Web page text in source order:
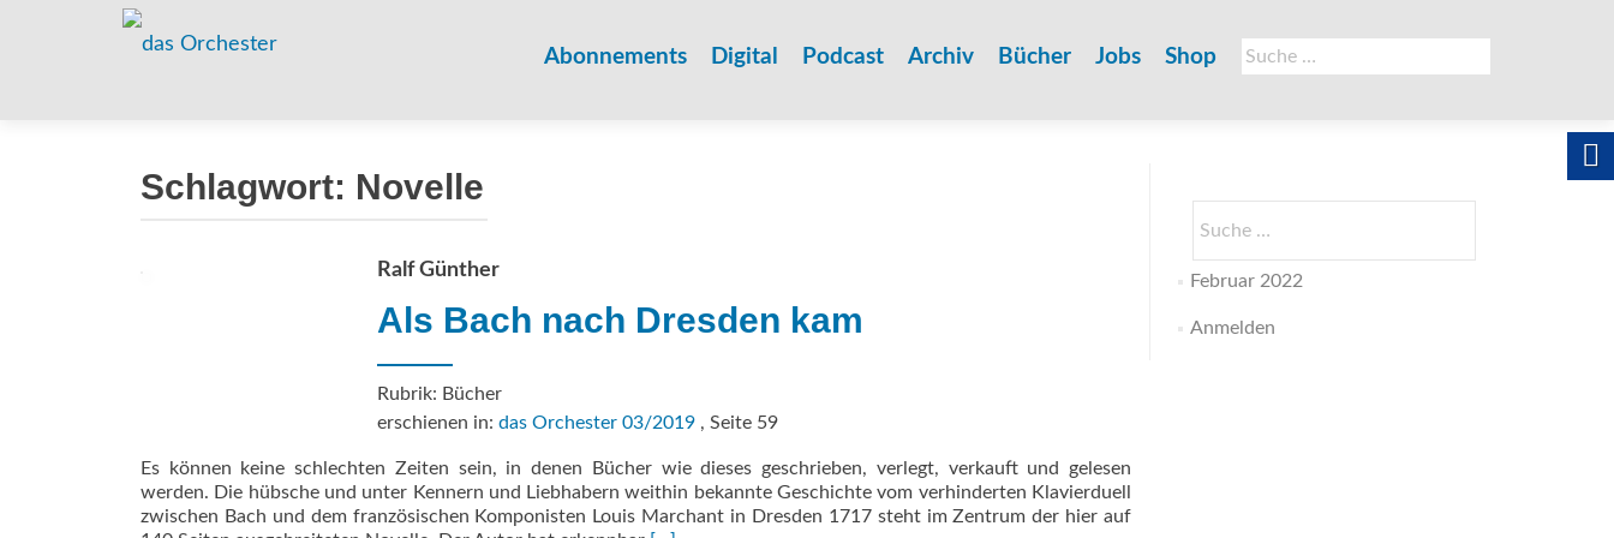
Suche
nach:
Abonnements Digital Podcast Archiv Bücher Jobs Shop
Schlagwort: Novelle
Ralf Günther
Als Bach nach Dresden kam
Rubrik: Bücher
erschienen in: das Orchester 03/2019 , Seite 59
Es können keine schlechten Zeiten sein, in denen Bücher wie dieses geschrieben, verlegt, verkauft und gelesen
werden. Die hübsche und unter Kennern und Liebhabern weithin bekannte Geschichte vom verhinderten Klavierduell
zwischen Bach und dem französischen Komponisten Louis Marchant in Dresden 1717 steht im Zentrum der hier auf
nach:
Februar 2022
Anmelden